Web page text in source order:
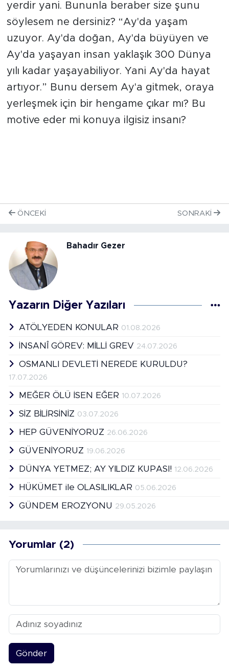
yerdir yani. Bununla beraber size şunu
söylesem ne dersiniz? “Ay'da yaşam
uzuyor. Ay'da doğan, Ay'da büyüyen ve
Ay'da yaşayan insan yaklaşık 300 Dünya
yılı kadar yaşayabiliyor. Yani Ay'da hayat
artıyor.” Bunu dersem Ay'a gitmek, oraya
yerleşmek için bir hengame çıkar mı? Bu
motive eder mi konuya ilgisiz insanı?
ÖNCEKI SONRAKI
Bahadır Gezer
Yazarın Diğer Yazıları
ATÖLYEDEN KONULAR 01.08.2026
İNSANÎ GÖREV: MİLLİ GREV 24.07.2026
OSMANLI DEVLETİ NEREDE KURULDU?
17.07.2026
MEĞER ÖLÜ İSEN EĞER 10.07.2026
SİZ BİLİRSİNİZ 03.07.2026
HEP GÜVENİYORUZ 26.06.2026
GÜVENİYORUZ 19.06.2026
DÜNYA YETMEZ; AY YILDIZ KUPASI! 12.06.2026
HÜKÜMET ile OLASILIKLAR 05.06.2026
GÜNDEM EROZYONU 29.05.2026
Yorumlar (2)
Gönder